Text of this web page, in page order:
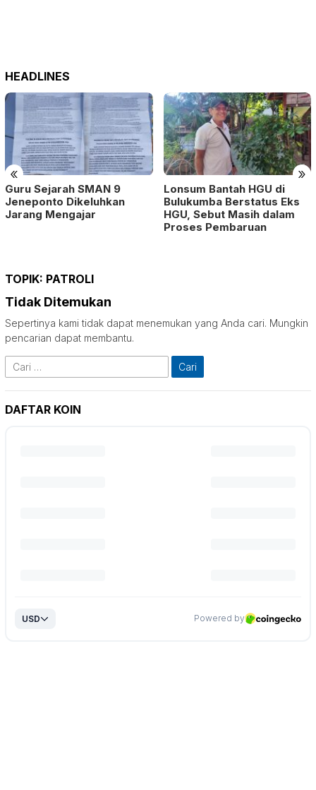
HEADLINES
« »
Guru Sejarah SMAN 9
Jeneponto Dikeluhkan
Jarang Mengajar
Lonsum Bantah HGU di
Bulukumba Berstatus Eks
HGU, Sebut Masih dalam
Proses Pembaruan
TOPIK: PATROLI
Tidak Ditemukan
Sepertinya kami tidak dapat menemukan yang Anda cari. Mungkin
pencarian dapat membantu.
Cari
untuk:
DAFTAR KOIN